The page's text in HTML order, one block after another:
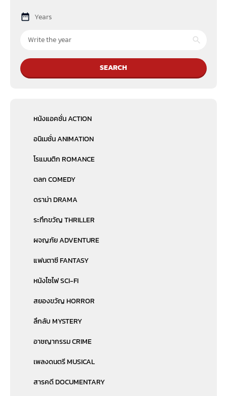
Years
SEARCH
หนังแอคชั่น ACTION
อนิเมชั่น ANIMATION
โรแมนติก ROMANCE
ตลก COMEDY
ดราม่า DRAMA
ระทึกขวัญ THRILLER
ผจญภัย ADVENTURE
แฟนตาซี FANTASY
หนังไซไฟ SCI-FI
สยองขวัญ HORROR
ลึกลับ MYSTERY
อาชญากรรม CRIME
เพลงดนตรี MUSICAL
สารคดี DOCUMENTARY